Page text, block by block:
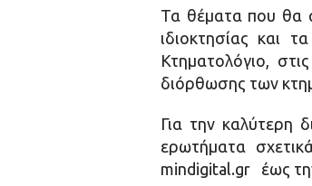
Τα θέματα που θα
ιδιοκτησίας και
Κτηματολόγιο,
διόρθωσης των
Για την καλύτερη
ερωτήματα
mindigital.gr έως